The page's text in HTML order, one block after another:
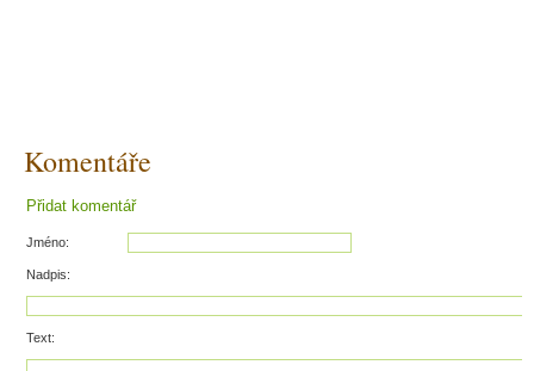
Komentáře
Přidat komentář
Jméno:
Nadpis:
Text: